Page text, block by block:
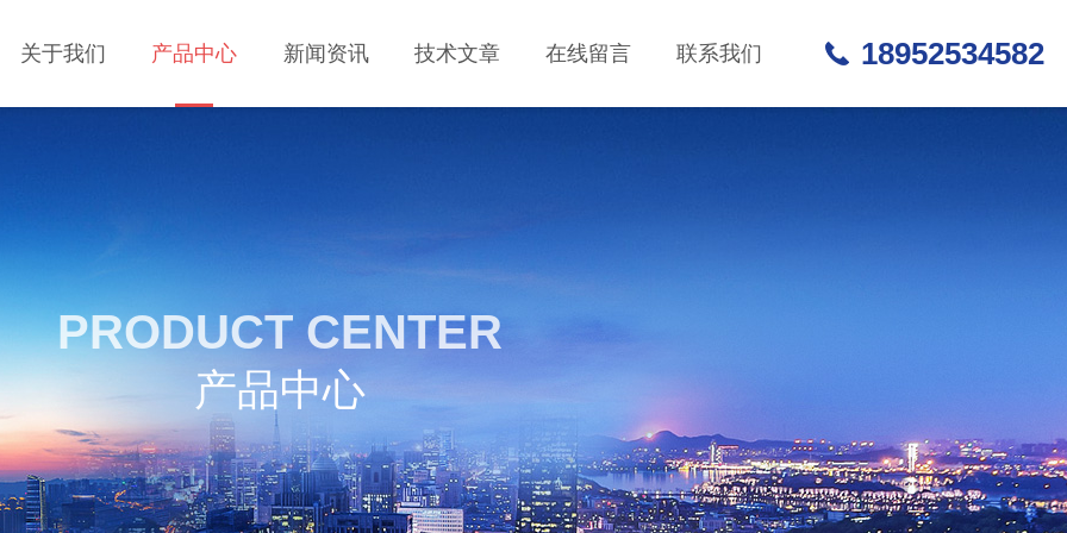
关于我们 产品中心 新闻资讯 技术文章 在线留言 联系我们 18952534582
PRODUCT CENTER
产品中心